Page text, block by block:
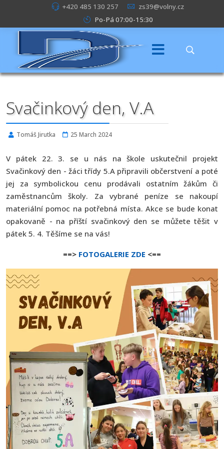
+420 485 130 257
zs39@volny.cz
Po-Pá 07:00-15:30
Svačinkový den, V.A
Tomáš Jirutka 25 March 2024
V pátek 22. 3. se u nás na škole uskutečnil projekt
Svačinkový den - žáci třídy 5.A připravili občerstvení a poté
jej za symbolickou cenu prodávali ostatním žákům či
zaměstnancům školy. Za vybrané peníze se nakoupí
materiální pomoc na potřebná místa. Akce se bude konat
opakovaně - na příští svačinkový den se můžete těšit v
pátek 5. 4. Těšíme se na vás!
==> FOTOGALERIE ZDE <==